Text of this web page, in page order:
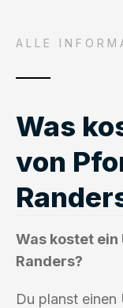
ALLE
Was
von
Was kostet ein
Randers?
Du planst